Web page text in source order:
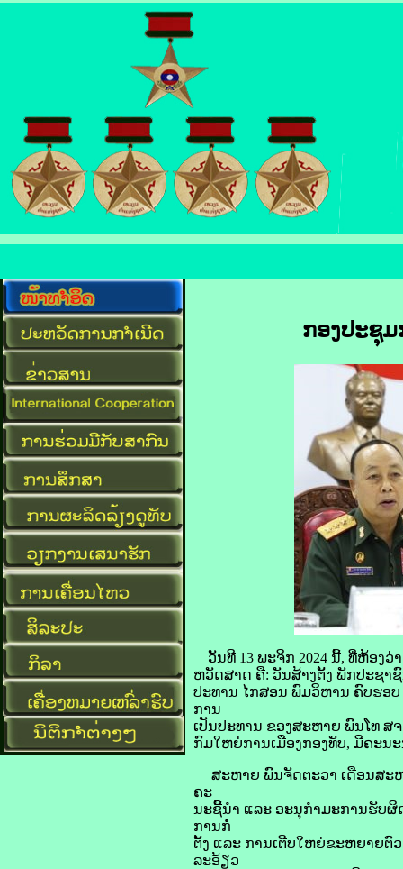
ກອງປະຊຸ
ວັນທີ 13 ພະຈິກ 2024 ນີ້, ທີ່ຫ້ອງ
ຫວັດສາດ ຄື: ວັນສ້າງຕັ້ງ ພັກປະຊາ
ປະທານ ໄກສອນ ພົມວິຫານ ຄົບຮອ
ການ
ເປັນປະທານ ຂອງສະຫາຍ ພົນໂທ
ກົມໃຫຍ່ການເມືອງກອງທັບ, ມີຄະນ
ສະຫາຍ ພົນຈັດຕະວາ ເດືອນສະຫ
ຄະ
ນະຊີ້ນຳ ແລະ ອະນຸກຳມະການຮັບ
ການກໍ່
ຕັ້ງ ແລະ ການເຕີບໃຫຍ່ຂະຫຍາຍຕົ
ລະອ້ຽວ